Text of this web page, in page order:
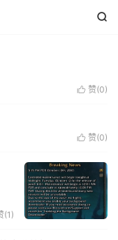

 赞(0)
 赞(0)
(1 )